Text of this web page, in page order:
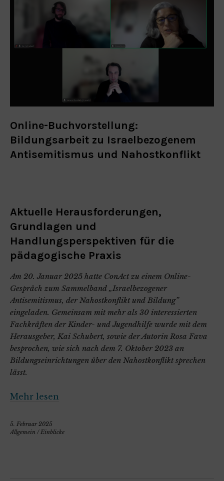
Online-Buchvorstellung:
Bildungsarbeit zu Israelbezogenem
Antisemitismus und Nahostkonflikt
Aktuelle Herausforderungen,
Grundlagen und
Handlungsperspektiven für die
pädagogische Praxis
Am 20. Januar 2025 hatte ConAct zu einem Online-
Gespräch zum Sammelband „Israelbezogener
Antisemitismus, der Nahostkonflikt und Bildung”
eingeladen. Gemeinsam mit mehr als 30 interessierten
Fachkräften der Kinder- und Jugendhilfe wurde mit dem
Herausgeber, Kai Schubert, sowie der Autorin Rosa Fava
besprochen, wie sich nach dem 7. Oktober 2023 an
Bildungseinrichtungen über den Nahostkonflikt sprechen
lässt.
Mehr lesen
5. Februar 2025
Allgemein /Einblicke